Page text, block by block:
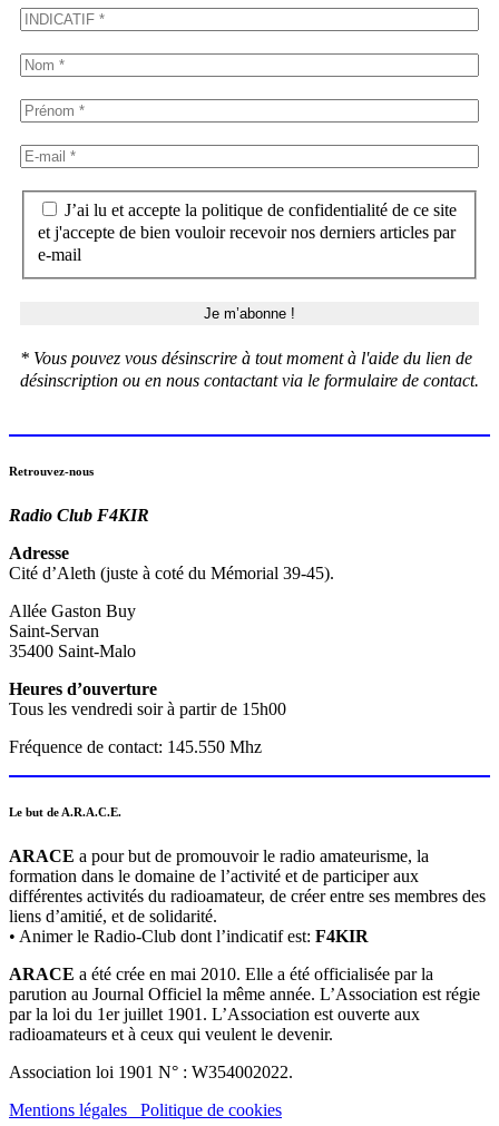
J’ai lu et accepte la politique de confidentialité de ce site
et j'accepte de bien vouloir recevoir nos derniers articles par
e-mail
* Vous pouvez vous désinscrire à tout moment à l'aide du lien de
désinscription ou en nous contactant via le formulaire de contact.
Retrouvez-nous
Radio Club F4KIR
Adresse
Cité d’Aleth (juste à coté du Mémorial 39-45).
Allée Gaston Buy
Saint-Servan
35400 Saint-Malo
Heures d’ouverture
Tous les vendredi soir à partir de 15h00
Fréquence de contact: 145.550 Mhz
Le but de A.R.A.C.E.
ARACE a pour but de promouvoir le radio amateurisme, la
formation dans le domaine de l’activité et de participer aux
différentes activités du radioamateur, de créer entre ses membres des
liens d’amitié, et de solidarité.
• Animer le Radio-Club dont l’indicatif est: F4KIR
ARACE a été crée en mai 2010. Elle a été officialisée par la
parution au Journal Officiel la même année. L’Association est régie
par la loi du 1er juillet 1901. L’Association est ouverte aux
radioamateurs et à ceux qui veulent le devenir.
Association loi 1901 N° : W354002022.
Mentions légales Politique de cookies